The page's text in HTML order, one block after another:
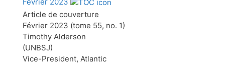
Article de couverture
Février 2023 (tome 55, no. 1)
Timothy Alderson
(UNBSJ)
Vice-President, Atlantic